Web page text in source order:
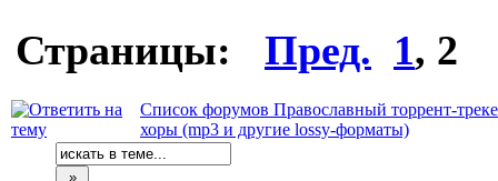
Страницы: Пред. 1, 2
Список форумов Православный торрент-
хоры (mp3 и другие lossy-форматы)